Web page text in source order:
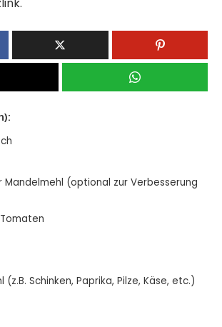
):
Mandelmehl (optional zur Verbesserung
(z.B. Schinken, Paprika, Pilze, Käse, etc.)